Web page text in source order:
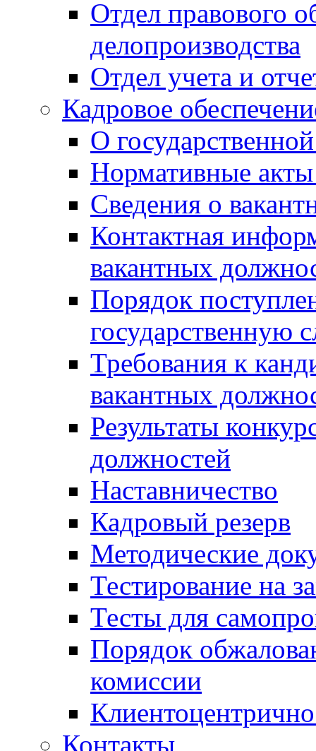
Отдел правового
делопроизводства
Отдел учета и
Кадровое
О
Нормативные акты
Сведения о
Контактная
вакантных
Порядок
государственную
Требования к
вакантных
Результаты
должностей
Наставничество
Кадровый резерв
Методические
Тестирование на
Тесты для
Порядок
комиссии
Контакты